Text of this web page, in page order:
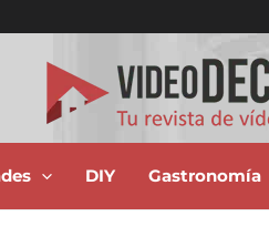
DIY Gastronomía